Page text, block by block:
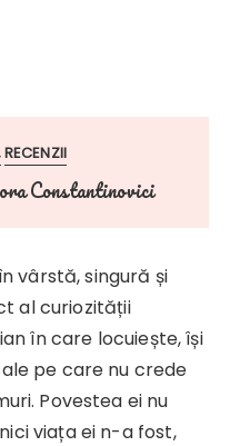
RECENZII
Constantinovici
vârstă, singură și
al curiozității
în care locuiește, își
pe care nu crede
Povestea ei nu
viața ei n-a fost,